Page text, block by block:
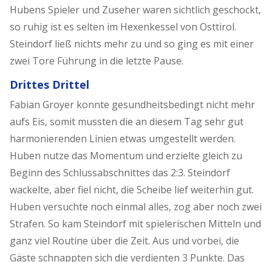
Hubens Spieler und Zuseher waren sichtlich geschockt,
so ruhig ist es selten im Hexenkessel von Osttirol.
Steindorf ließ nichts mehr zu und so ging es mit einer
zwei Tore Führung in die letzte Pause.
Drittes Drittel
Fabian Groyer konnte gesundheitsbedingt nicht mehr
aufs Eis, somit mussten die an diesem Tag sehr gut
harmonierenden Linien etwas umgestellt werden.
Huben nutze das Momentum und erzielte gleich zu
Beginn des Schlussabschnittes das 2:3. Steindorf
wackelte, aber fiel nicht, die Scheibe lief weiterhin gut.
Huben versuchte noch einmal alles, zog aber noch zwei
Strafen. So kam Steindorf mit spielerischen Mitteln und
ganz viel Routine über die Zeit. Aus und vorbei, die
Gäste schnappten sich die verdienten 3 Punkte. Das